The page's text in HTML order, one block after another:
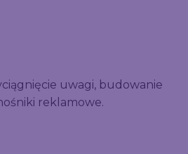
uwagi, budowanie
reklamowe.